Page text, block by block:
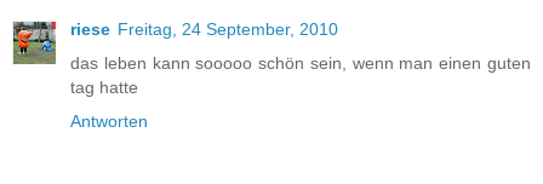
riese Freitag, 24 September, 2010
das leben kann sooooo schön sein, wenn man einen guten
tag hatte
Antworten